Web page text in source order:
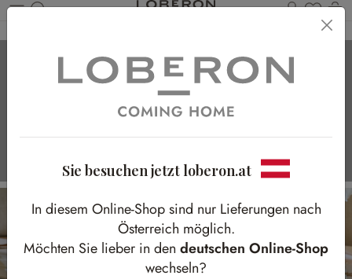
Du
Ostercountdown!
Sie besuchen jetzt loberon.at
In diesem Online-Shop sind nur Lieferungen nach
Österreich möglich.
Möchten Sie lieber in den deutschen Online-Shop
wechseln?